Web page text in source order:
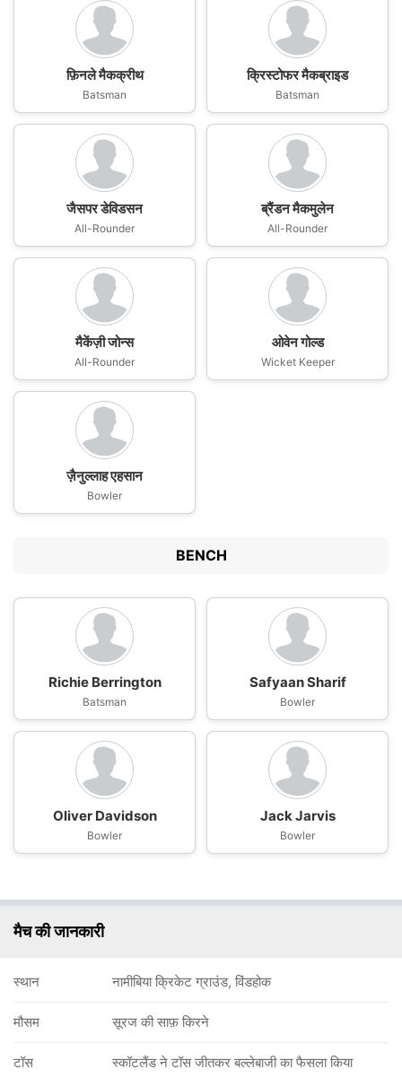
फ़िनले मैकक्रीथ
Batsman
क्रिस्टोफर मैकब्राइड
Batsman
जैसपर डेविडसन
All-Rounder
ब्रैंडन मैकमुलेन
All-Rounder
मैकेंज़ी जोन्स
All-Rounder
ओवेन गोल्ड
Wicket Keeper
ज़ैनुल्लाह एहसान
Bowler
BENCH
Richie Berrington
Batsman
Safyaan Sharif
Bowler
Oliver Davidson
Bowler
Jack Jarvis
Bowler
मैच की जानकारी
स्थान नामीबिया क्रिकेट ग्राउंड, विंडहोक
मौसम सूरज की साफ़ किरने
टॉस स्कॉटलैंड ने टॉस जीतकर बल्लेबाजी का फैसला किया